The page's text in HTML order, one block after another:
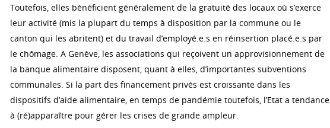
Toutefois, elles bénéficient généralement de la gratuité des locaux où s’exerce
leur activité (mis la plupart du temps à disposition par la commune ou le
canton qui les abritent) et du travail d’employé.e.s en réinsertion placé.e.s par
le chômage. A Genève, les associations qui reçoivent un approvisionnement de
la banque alimentaire disposent, quant à elles, d’importantes subventions
communales. Si la part des financement privés est croissante dans les
dispositifs d’aide alimentaire, en temps de pandémie toutefois, l’Etat a tendance
à (ré)apparaître pour gérer les crises de grande ampleur.